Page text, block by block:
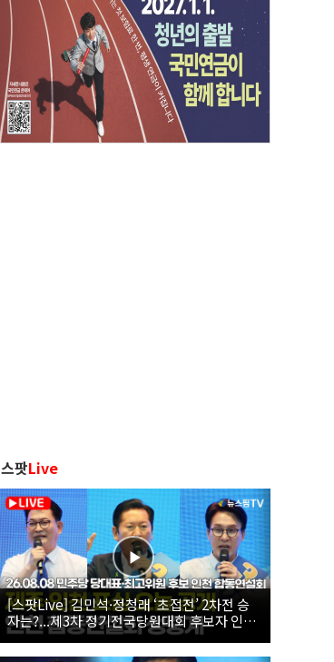
스팟Live
[스팟Live] 김민석·정청래 ‘초접전’ 2차전 승
자는?...제3차 정기전국당원대회 후보자 인천
합동연설회 생중계 | 26.08.08